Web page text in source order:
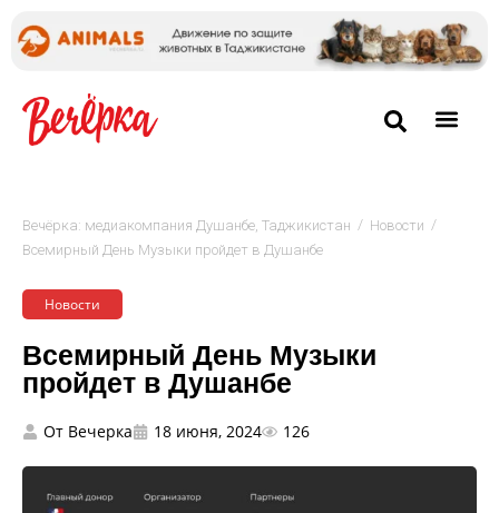
Вечёрка: медиакомпания Душанбе, Таджикистан / Новости /
Всемирный День Музыки пройдет в Душанбе
Новости
Всемирный День Музыки
пройдет в Душанбе
От Вечерка 18 июня, 2024 126